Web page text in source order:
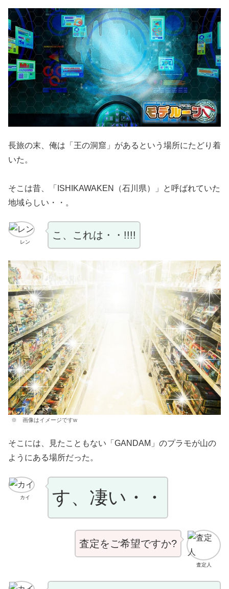
長旅の末、俺は「王の洞窟」があるという場所にたどり着
いた。
そこは昔、「ISHIKAWAKEN（石川県）」と呼ばれていた
地域らしい・・。
レン
こ、これは・・!!!!
※ 画像はイメージですw
そこには、見たこともない「GANDAM」のプラモが山の
ようにある場所だった。
カイ す、凄い・・
査定人
査定をご希望ですか?